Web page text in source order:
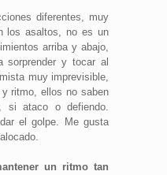
diferentes, muy
los asaltos, no es un
arriba y abajo,
sorprender y tocar al
muy imprevisible,
ritmo, ellos no saben
si ataco o defiendo.
el golpe. Me gusta
un ritmo tan